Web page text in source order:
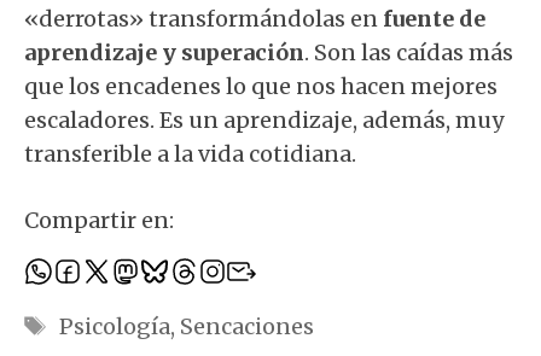
«derrotas» transformándolas en fuente de
aprendizaje y superación. Son las caídas más
que los encadenes lo que nos hacen mejores
escaladores. Es un aprendizaje, además, muy
transferible a la vida cotidiana.
Compartir en:
Etiquetas
Psicología, Sencaciones